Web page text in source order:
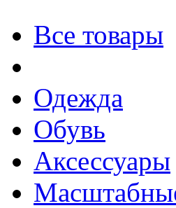
Все товары
Одежда
Обувь
Аксессуары